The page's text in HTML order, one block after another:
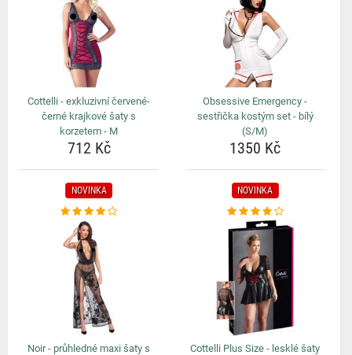
Cottelli - exkluzivní červené-
černé krajkové šaty s
korzetem - M
712 Kč
Obsessive Emergency -
sestřička kostým set - bílý
(S/M)
1350 Kč
NOVINKA
Noir - průhledné maxi šaty s
NOVINKA
Cottelli Plus Size - lesklé šaty